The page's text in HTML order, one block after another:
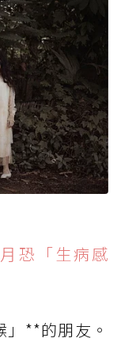
恐「生病感
**的朋友。